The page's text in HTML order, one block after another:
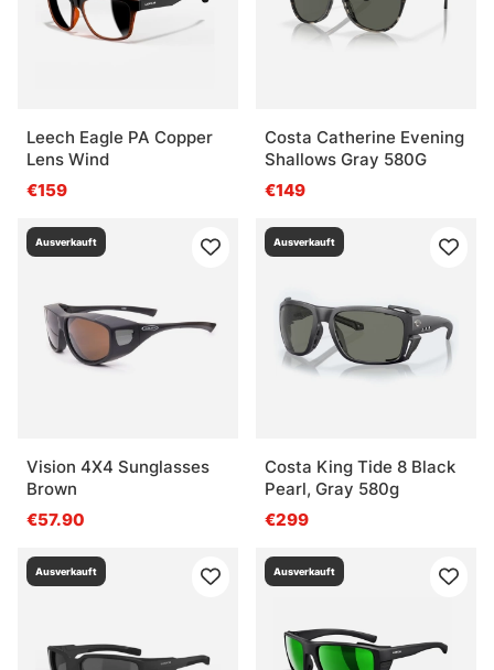
Leech Eagle PA Copper
Lens Wind
€159
Costa Catherine Evening
Shallows Gray 580G
€149
Ausverkauft
Vision 4X4 Sunglasses
Brown
€57.90
Ausverkauft
Costa King Tide 8 Black
Pearl, Gray 580g
€299
Ausverkauft Ausverkauft